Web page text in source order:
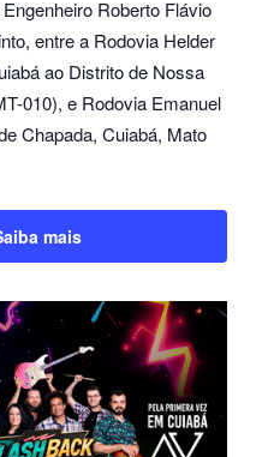
Eventos
Roberto Flávio
entre a Rodovia Helder
ao Distrito de Nossa
010), e Rodovia Emanuel
Chapada, Cuiabá, Mato
mais